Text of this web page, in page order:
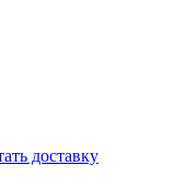
доставку